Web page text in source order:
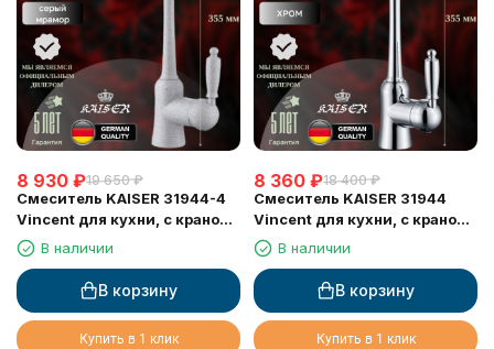
8 930 ₽19 650 ₽
Смеситель KAISER 31944-4
Vincent для кухни, с краном
для питьевой воды, серый
мрамор
В наличии
В корзину
Купить в 1 клик
8 360 ₽18 400 ₽
Смеситель KAISER 31944
Vincent для кухни, с краном
для питьевой воды, хром
В наличии
В корзину
Купить в 1 клик